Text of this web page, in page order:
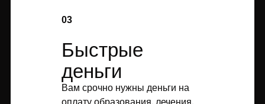
03
Быстрые
деньги
Вам срочно нужны деньги на